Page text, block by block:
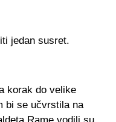
jedan susret.
korak do velike
bi se učvrstila na